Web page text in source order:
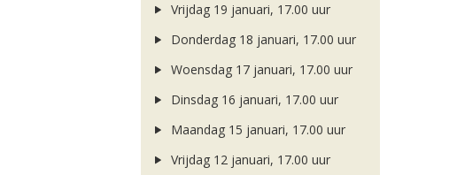
Vrijdag 19 januari, 17.00 uur
Donderdag 18 januari, 17.00 uur
Woensdag 17 januari, 17.00 uur
Dinsdag 16 januari, 17.00 uur
Maandag 15 januari, 17.00 uur
Vrijdag 12 januari, 17.00 uur